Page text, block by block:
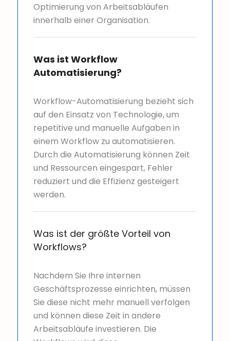
Optimierung von Arbeitsabläufen
innerhalb einer Organisation.
Was ist Workflow
Automatisierung?
Workflow-Automatisierung bezieht sich
auf den Einsatz von Technologie, um
repetitive und manuelle Aufgaben in
einem Workflow zu automatisieren.
Durch die Automatisierung können Zeit
und Ressourcen eingespart, Fehler
reduziert und die Effizienz gesteigert
werden.
Was ist der größte Vorteil von
Workflows?
Nachdem Sie Ihre internen
Geschäftsprozesse einrichten, müssen
Sie diese nicht mehr manuell verfolgen
und können diese Zeit in andere
Arbeitsabläufe investieren. Die